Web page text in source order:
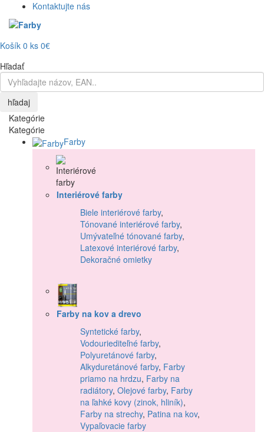
Kontaktujte nás
Košík 0 ks 0€
Hľadať
hľadaj
Kategórie
Kategórie
Farby
Interiérové farby
Biele interiérové farby,
Tónované interiérové farby,
Umývateľné tónované farby,
Latexové interiérové farby,
Dekoračné omietky
Farby na kov a drevo
Syntetické farby,
Vodouriediteľné farby,
Polyuretánové farby,
Alkyduretánové farby, Farby
priamo na hrdzu, Farby na
radiátory, Olejové farby, Farby
na ľahké kovy (zinok, hliník),
Farby na strechy, Patina na kov,
Vypaľovacie farby